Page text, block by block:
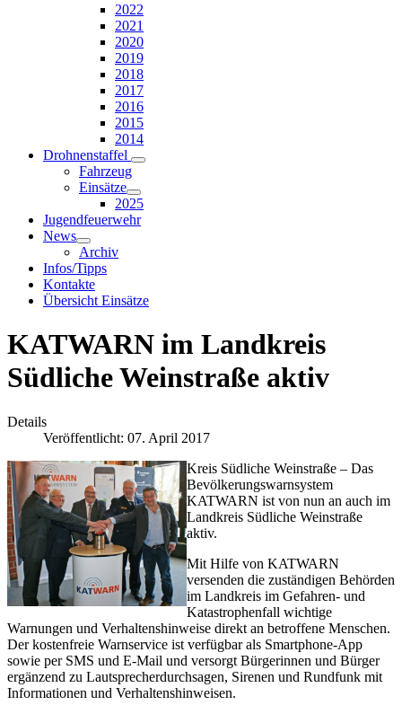
2022
2021
2020
2019
2018
2017
2016
2015
2014
Drohnenstaffel
Fahrzeug
Einsätze
2025
Jugendfeuerwehr
News
Archiv
Infos/Tipps
Kontakte
Übersicht Einsätze
KATWARN im Landkreis
Südliche Weinstraße aktiv
Details
Veröffentlicht: 07. April 2017
Kreis Südliche Weinstraße – Das
Bevölkerungswarnsystem
KATWARN ist von nun an auch im
Landkreis Südliche Weinstraße
aktiv.
Mit Hilfe von KATWARN
versenden die zuständigen Behörden
im Landkreis im Gefahren- und
Katastrophenfall wichtige
Warnungen und Verhaltenshinweise direkt an betroffene Menschen.
Der kostenfreie Warnservice ist verfügbar als Smartphone-App
sowie per SMS und E-Mail und versorgt Bürgerinnen und Bürger
ergänzend zu Lautsprecherdurchsagen, Sirenen und Rundfunk mit
Informationen und Verhaltenshinweisen.